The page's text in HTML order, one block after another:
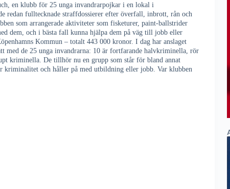
en klubb för 25 unga invandrarpojkar i en lokal i
redan fulltecknade straffdossierer efter överfall, inbrott, rån och
som arrangerade aktiviteter som fisketurer, paint-ballstrider
dem, och i bästa fall kunna hjälpa dem på väg till jobb eller
Kommun – totalt 443 000 kronor. I dag har anslaget
med de 25 unga invandrarna: 10 är fortfarande halvkriminella, rör
kriminella. De tillhör nu en grupp som står för bland annat
kriminalitet och håller på med utbildning eller jobb. Var klubben